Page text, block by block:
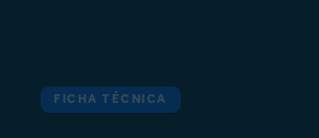
FICHA TÉCNICA